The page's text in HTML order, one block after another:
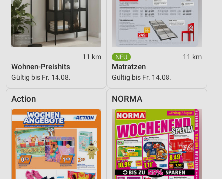
11 km
Wohnen-Preishits
Gültig bis Fr. 14.08.
11 km
Matratzen
Gültig bis Fr. 14.08.
Action NORMA